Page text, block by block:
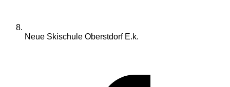
Neue Skischule Oberstdorf E.k.